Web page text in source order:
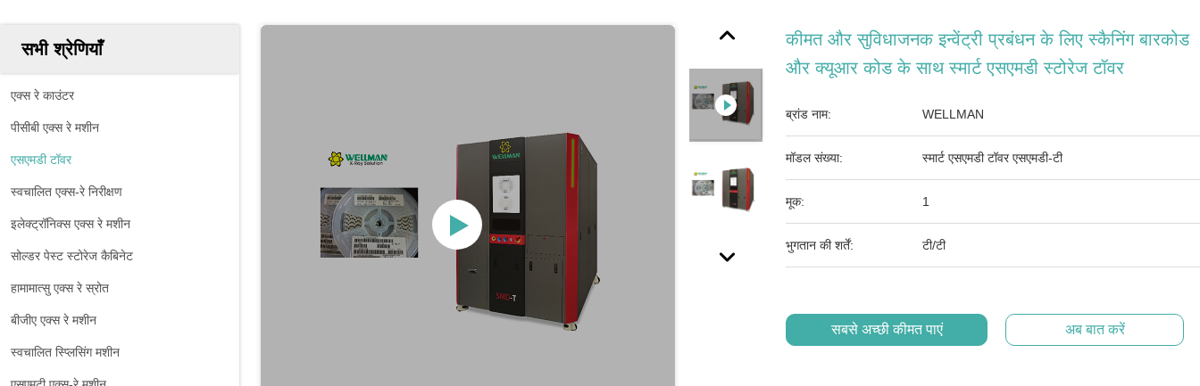
सभी श्रेणियाँ
एक्स रे काउंटर
पीसीबी एक्स रे मशीन
एसएमडी टॉवर
स्वचालित एक्स-रे निरीक्षण
इलेक्ट्रॉनिक्स एक्स रे मशीन
सोल्डर पेस्ट स्टोरेज कैबिनेट
हामामात्सु एक्स रे स्रोत
बीजीए एक्स रे मशीन
स्वचालित स्प्लिसिंग मशीन
कीमत और सुविधाजनक इन्वेंट्री प्रबंधन के लिए स्कैनिंग बारकोड
और क्यूआर कोड के साथ स्मार्ट एसएमडी स्टोरेज टॉवर
ब्रांड नाम: WELLMAN
मॉडल संख्या: स्मार्ट एसएमडी टॉवर एसएमडी-टी
मूक: 1
भुगतान की शर्तें: टी/टी
सबसे अच्छी कीमत पाएं अब बात करें